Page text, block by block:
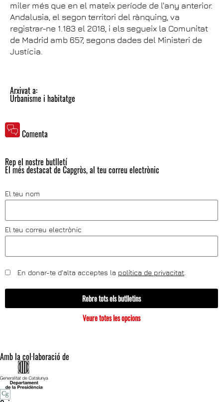
miler més que en el mateix període de l'any anterior.
Andalusia, el segon territori del rànquing, va
registrar-ne 1.183 el 2018, i els segueix la Comunitat
de Madrid amb 657, segons dades del Ministeri de
Justícia.
Arxivat a:
Urbanisme i habitatge
Comenta
Rep el nostre butlletí
El més destacat de Capgròs, al teu correu electrònic
El teu nom
El teu correu electrònic
En donar-te d'alta acceptes la política de privacitat
Rebre tots els butlletins
Veure totes les opcions
Amb la col·laboració de